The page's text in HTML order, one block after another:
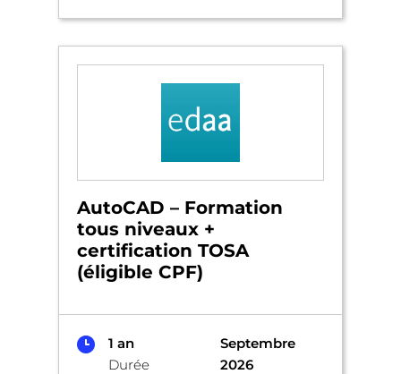
AutoCAD – Formation
tous niveaux +
certification TOSA
(éligible CPF)
1 an
Durée
Septembre
2026